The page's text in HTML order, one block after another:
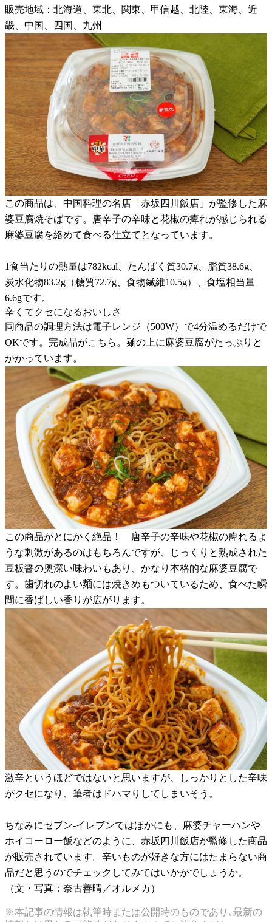
販売地域：北海道、東北、関東、甲信越、北陸、東海、近
畿、中国、四国、九州
この商品は、中国料理の名店「赤坂四川飯店」が監修した麻
婆豆腐焼そばです。唐辛子の辛味と花椒の痺れが感じられる
麻婆豆腐を絡めて食べる仕立てとなっています。
1食当たりの熱量は782kcal、たんぱく質30.7g、脂質38.6g、
炭水化物83.2g（糖質72.7g、食物繊維10.5g）、食塩相当量
6.6gです。
辛くてクセになるおいしさ
同商品の調理方法は電子レンジ（500W）で4分温めるだけで
OKです。完成品がこちら。麺の上に麻婆豆腐がたっぷりと
かかっています。
この商品がとにかく絶品！ 唐辛子の辛味や花椒の痺れるよ
うな刺激があるのはもちろんですが、じっくりと熟成された
豆板醤の奥深い味わいもあり、かなり本格的な麻婆豆腐で
す。歯切れのよい麺には焼きめもついているため、食べた瞬
間に香ばしい香りが広がります。
激辛というほどではないと思いますが、しっかりとした辛味
がクセになり、筆者はドハマりしてしまいそう。
ちなみにセブン-イレブンではほかにも、麻婆チャーハンや
ホイコーロー飯などのように、赤坂四川飯店が監修した商品
が販売されています。辛いものが好きな方にはたまらない商
品だと思うのでチェックしてみてはいかがでしょうか。
（文・写真：奈古善晴／オルメカ）
※本記事の情報は執筆時または公開時のものであり､最新の